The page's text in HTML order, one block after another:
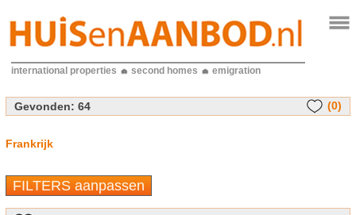
international properties second homes emigration
Gevonden: 64 (0)
Frankrijk
FILTERS aanpassen